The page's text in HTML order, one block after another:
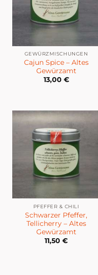
GEWÜRZMISCHUNGEN
Cajun Spice – Altes
Gewürzamt
13,00 €
PFEFFER & CHILI
Schwarzer Pfeffer,
Tellicherry – Altes
Gewürzamt
11,50 €